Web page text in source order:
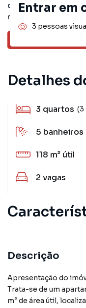
conferir outros em
receber mais
Detalhes
3 quartos (3
5 banheiros
118 m² útil
2 vagas
Descrição
Apresentação do
Trata-se de um
m² de área útil,
Entrar em
3 pessoas